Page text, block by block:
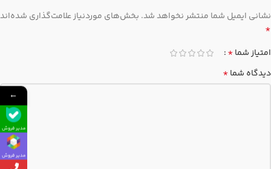
نشانی ایمیل شما منتشر نخواهد شد. بخش‌های موردنیاز علامت‌گذاری شده‌اند
*
امتیاز شما*
دیدگاه شما*
←
مدیر فروش
مدیر فروش